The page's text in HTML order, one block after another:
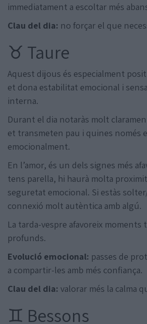
immediatament a escoltar més
Clau del dia: no forçar el que
♉ Taure
Aquest dijous és especialment
et dona estabilitat emocional i
interna.
Durant el dia notaràs molt
et transmeten pau i quines només
emocionalment.
En l’amor, és un dels signes més
tens parella, hi haurà molta
seguretat emocional. Si estàs
connexió molt autèntica amb algú.
La tarda-vespre afavoreix
profunds.
Evolució emocional: passes de
a compartir-les amb més confiança.
Clau del dia: valorar més la calma
♊ Bessons